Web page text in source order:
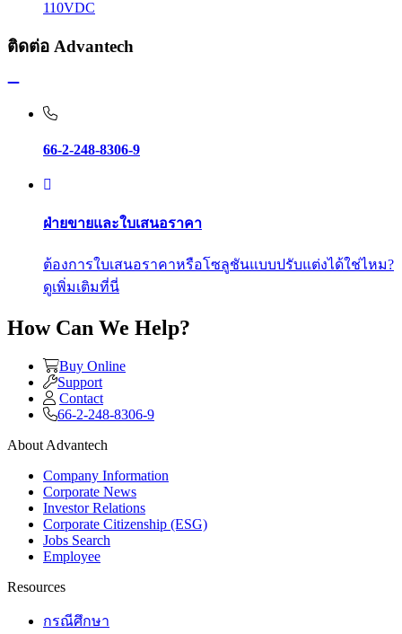
110VDC
ติดต่อ Advantech
66-2-248-8306-9
ฝ่ายขายและใบเสนอราคา
ต้องการใบเสนอราคาหรือโซลูชันแบบปรับแต่งได้ใช่ไหม?
ดูเพิ่มเติมที่นี่
How Can We Help?
Buy Online
Support
Contact
66-2-248-8306-9
About Advantech
Company Information
Corporate News
Investor Relations
Corporate Citizenship (ESG)
Jobs Search
Employee
Resources
กรณีศึกษา